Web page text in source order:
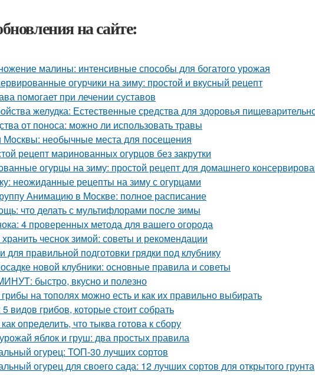
на сайте:
малины: интенсивные способы для богатого урожая
огурчики на зиму: простой и вкусный рецепт
помогает при лечении суставов
желудка: Естественные средства для здоровья
от поноса: можно ли использовать травы
Москвы: необычные места для посещения
рецепт маринованных огурцов без закрутки
огурцы на зиму: простой рецепт для домашнего
неожиданные рецепты на зиму с огурцами
Анимацию в Москве: полное расписание
что делать с мультифлорами после зимы
4 проверенных метода для вашего огорода
чеснок зимой: советы и рекомендации
правильной подготовки грядки под клубнику
новой клубники: основные правила и советы
быстро, вкусно и полезно
грибы на тополях можно есть и как их правильно выбирать
видов грибов, которые стоит собрать
определить, что тыква готова к сбору
яблок и груш: два простых правила
огурец: ТОП-30 лучших сортов
огурец для своего сада: 12 лучших сортов для открытого грунта